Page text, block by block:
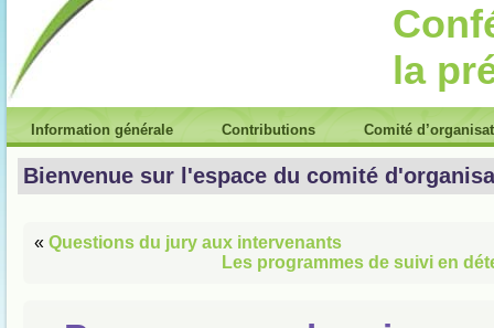
la
Information générale Contributions Comité
Bienvenue sur l'espace du comité
« Questions du jury aux intervenants
Les programmes de suivi en